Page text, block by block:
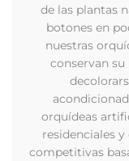
de las plantas
botones en
nuestras
conservan
orquídeas
residenciales
competitivas